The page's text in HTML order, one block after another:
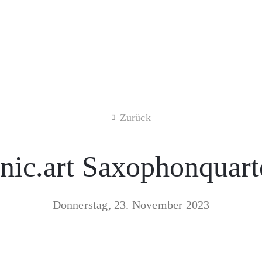
Zurück
Donnerstag, 23. November 2023